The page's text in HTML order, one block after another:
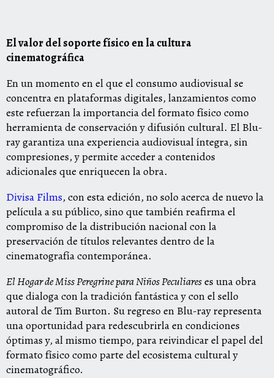
El valor del soporte físico en la cultura
cinematográfica
En un momento en el que el consumo audiovisual se
concentra en plataformas digitales, lanzamientos como
este refuerzan la importancia del formato físico como
herramienta de conservación y difusión cultural. El Blu-
ray garantiza una experiencia audiovisual íntegra, sin
compresiones, y permite acceder a contenidos
adicionales que enriquecen la obra.
Divisa Films, con esta edición, no solo acerca de nuevo la
película a su público, sino que también reafirma el
compromiso de la distribución nacional con la
preservación de títulos relevantes dentro de la
cinematografía contemporánea.
El Hogar de Miss Peregrine para Niños Peculiareses una obra
que dialoga con la tradición fantástica y con el sello
autoral de Tim Burton. Su regreso en Blu-ray representa
una oportunidad para redescubrirla en condiciones
óptimas y, al mismo tiempo, para reivindicar el papel del
formato físico como parte del ecosistema cultural y
cinematográfico.